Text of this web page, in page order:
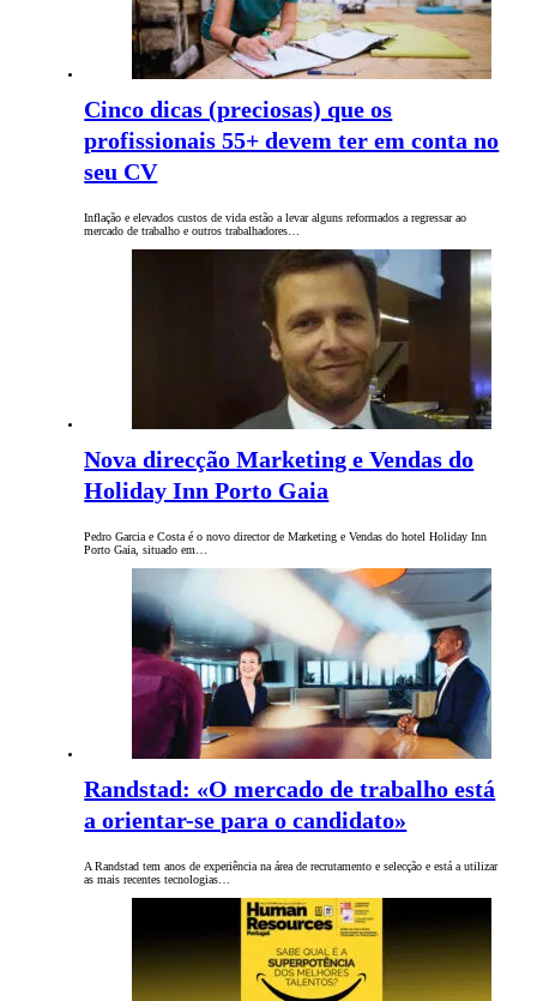
Cinco dicas (preciosas) que os
profissionais 55+ devem ter em conta no
seu CV
Inflação e elevados custos de vida estão a levar alguns reformados a regressar ao
mercado de trabalho e outros trabalhadores…
Nova direcção Marketing e Vendas do
Holiday Inn Porto Gaia
Pedro Garcia e Costa é o novo director de Marketing e Vendas do hotel Holiday Inn
Porto Gaia, situado em…
Randstad: «O mercado de trabalho está
a orientar-se para o candidato»
A Randstad tem anos de experiência na área de recrutamento e selecção e está a utilizar
as mais recentes tecnologias…